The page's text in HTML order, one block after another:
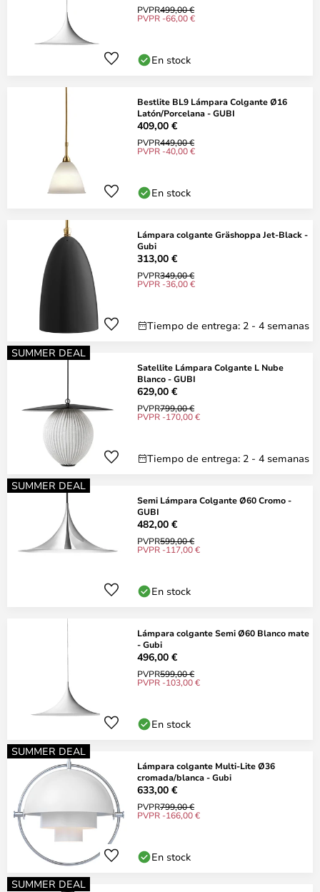
PVPR499,00 €
PVPR -66,00 €
En stock
Bestlite BL9 Lámpara Colgante Ø16
Latón/Porcelana - GUBI
409,00 €
PVPR449,00 €
PVPR -40,00 €
En stock
Lámpara colgante Gräshoppa Jet-Black -
Gubi
313,00 €
PVPR349,00 €
PVPR -36,00 €
Tiempo de entrega: 2 - 4 semanas
SUMMER DEAL
Satellite Lámpara Colgante L Nube
Blanco - GUBI
629,00 €
PVPR799,00 €
PVPR -170,00 €
Tiempo de entrega: 2 - 4 semanas
SUMMER DEAL
Semi Lámpara Colgante Ø60 Cromo -
GUBI
482,00 €
PVPR599,00 €
PVPR -117,00 €
En stock
Lámpara colgante Semi Ø60 Blanco mate
- Gubi
496,00 €
PVPR599,00 €
PVPR -103,00 €
En stock
SUMMER DEAL
Lámpara colgante Multi-Lite Ø36
cromada/blanca - Gubi
633,00 €
PVPR799,00 €
PVPR -166,00 €
En stock
SUMMER DEAL